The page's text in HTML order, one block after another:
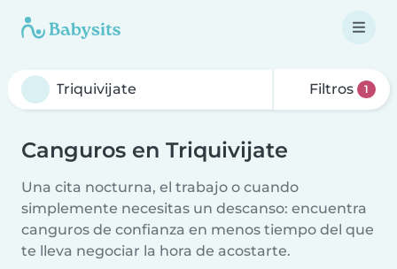
Filtros 1
Canguros en Triquivijate
Una cita nocturna, el trabajo o cuando
simplemente necesitas un descanso: encuentra
canguros de confianza en menos tiempo del que
te lleva negociar la hora de acostarte.